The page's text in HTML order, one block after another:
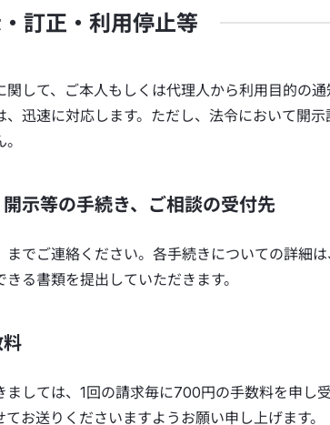
訂正・利用停止等
関して、ご本人もしくは代理人から利用目的の
迅速に対応します。ただし、法令において開
示等の手続き、ご相談の受付先
でご連絡ください。各手続きについての詳細
る書類を提出していただきます。
料
しては、1回の請求毎に700円の手数料を申し
お送りくださいますようお願い申し上げます。